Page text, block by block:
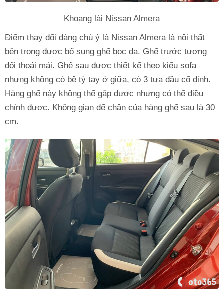
Khoang lái Nissan Almera
Điểm thay đổi đáng chú ý là Nissan Almera là nội thất
bên trong được bổ sung ghế bọc da. Ghế trước tương
đối thoải mái. Ghế sau được thiết kế theo kiểu sofa
nhưng không có bệ tỳ tay ở giữa, có 3 tựa đầu cố định.
Hàng ghế này không thể gập được nhưng có thể điều
chỉnh được. Không gian để chân của hàng ghế sau là 30
cm.